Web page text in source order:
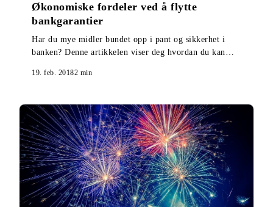
Økonomiske fordeler ved å flytte
bankgarantier
Har du mye midler bundet opp i pant og sikkerhet i
banken? Denne artikkelen viser deg hvordan du kan
19. feb. 20182 min